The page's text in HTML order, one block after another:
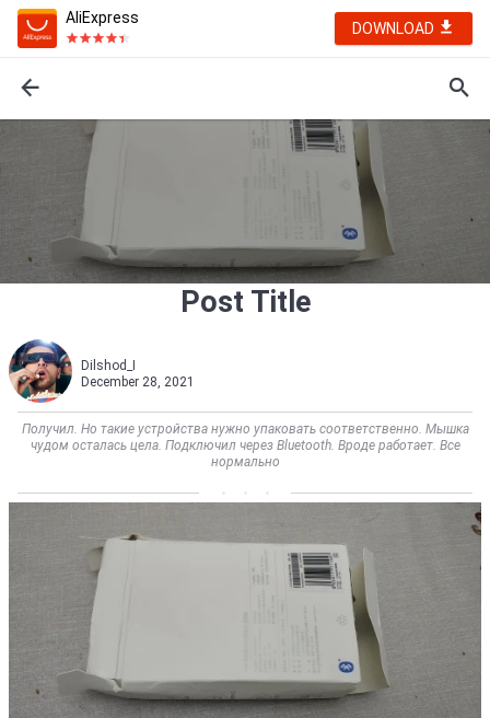
AliExpress
DOWNLOAD
Post Title
Dilshod_I
December 28, 2021
Получил. Но такие устройства нужно упаковать соответственно. Мышка
чудом осталась цела. Подключил через Bluetooth. Вроде работает. Все
нормально